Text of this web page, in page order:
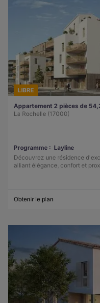
LIBRE
Appartement 2 pièces de
La Rochelle (17000)
Programme : Layline
Découvrez une résidence
alliant élégance, confort et
Obtenir le plan